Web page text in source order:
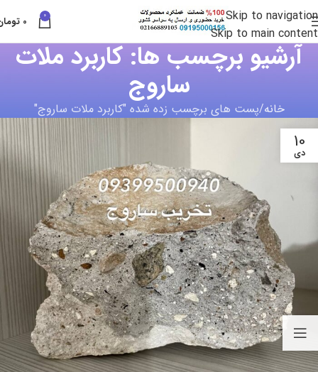
Skip to navigation
Skip to main content
0
0
آرشیو برچسب ها: کاربرد ملات
ساروج
خانه پست های برچسب زده شده "کاربرد ملات ساروج"
10
دی